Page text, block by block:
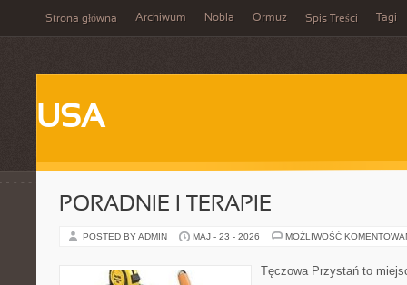
Strona główna Archiwum Nobla Ormuz Spis Treści Tagi
USA
PORADNIE I TERAPIE
POSTED BY ADMIN MAJ - 23 - 2026 MOŻLIWOŚĆ
Tęczowa Przystań to